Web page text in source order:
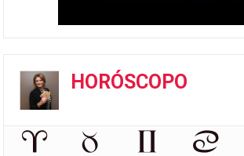
HORÓSCOPO